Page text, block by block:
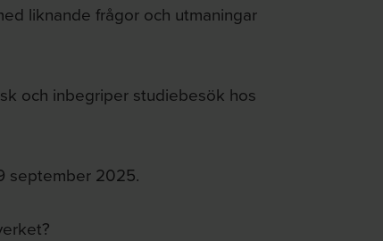
liknande frågor och utmaningar
och inbegriper studiebesök hos
september 2025.